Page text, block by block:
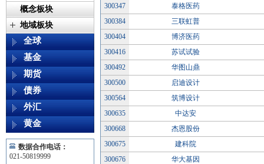
300347
泰格医药
300384
三联虹普
300404
博济医药
300416
苏试试验
300492
华图山鼎
300500
启迪设计
300564
筑博设计
300635
中达安
300668
杰恩股份
300675
建科院
300676
华大基因
概念板块
地域板块
全球
基金
期货
债券
外汇
黄金
数据合作电话：
021-50819999